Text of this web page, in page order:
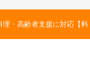
・高齢者支援に対応【料